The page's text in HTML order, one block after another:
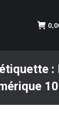
:
10